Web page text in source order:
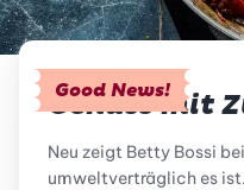
Good News!
Genuss mit
Neu zeigt Betty Bossi
umweltverträglich es